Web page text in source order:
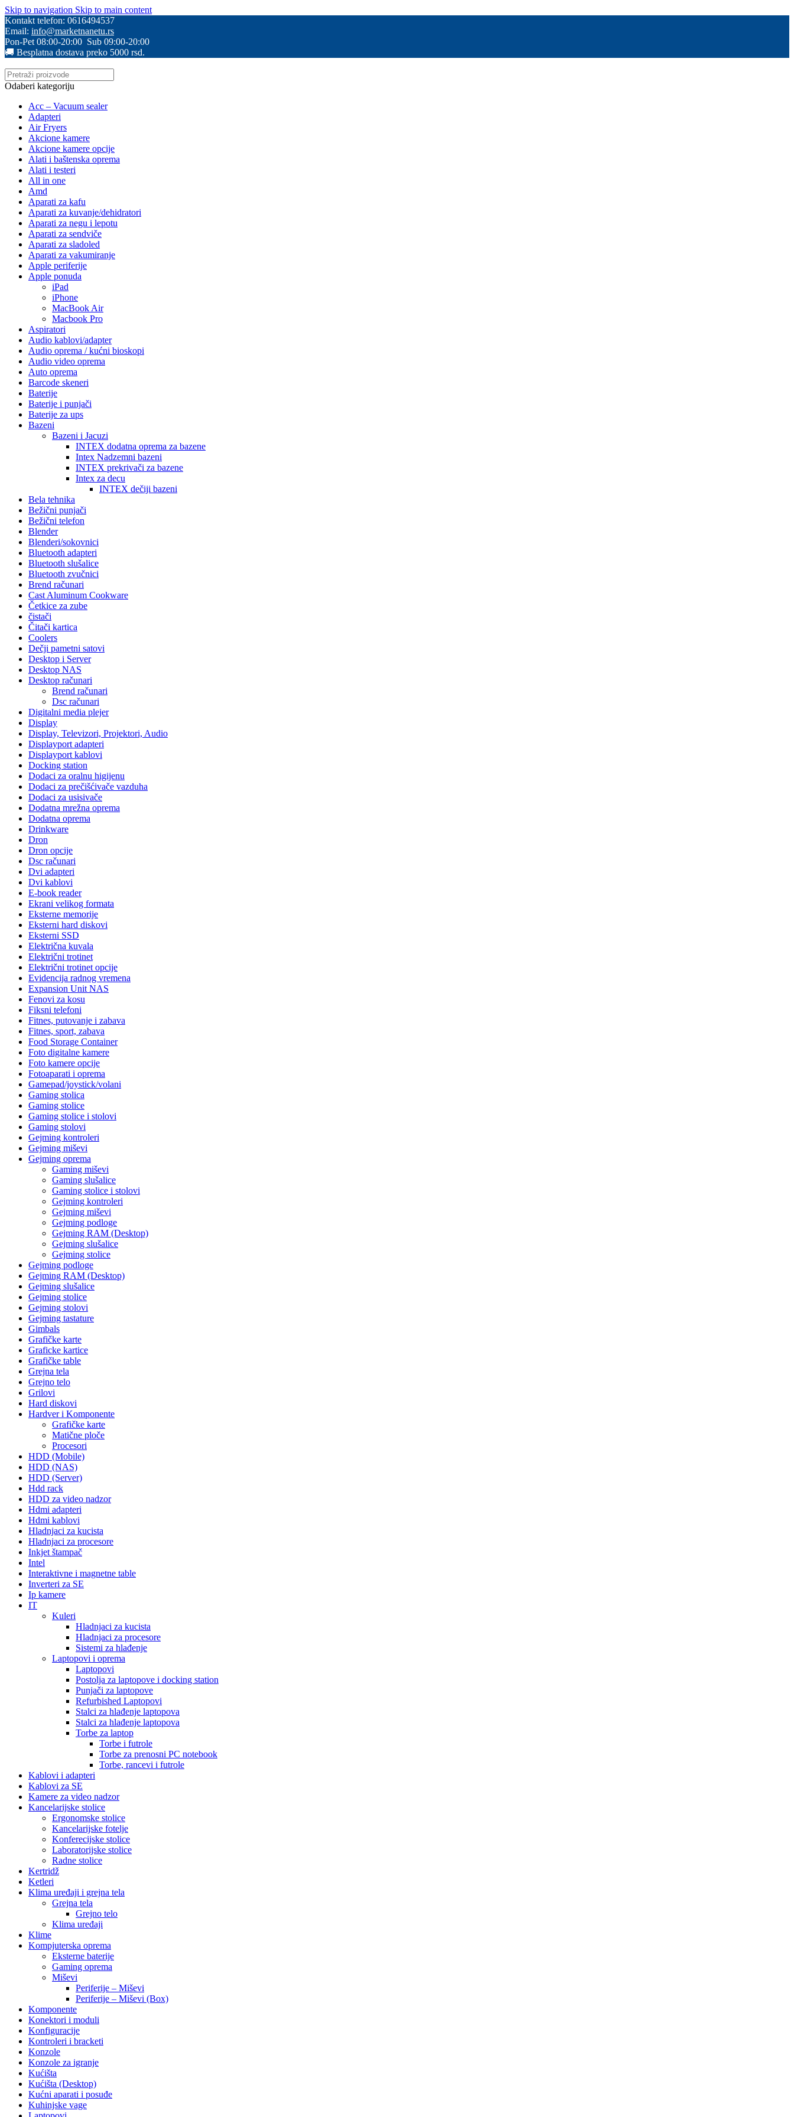
Skip to navigation Skip to main content
Kontakt telefon: 0616494537
Email: info@marketnanetu.rs
Pon-Pet 08:00-20:00 Sub 09:00-20:00
🚚 Besplatna dostava preko 5000 rsd.
Odaberi kategoriju
Acc – Vacuum sealer
Adapteri
Air Fryers
Akcione kamere
Akcione kamere opcije
Alati i baštenska oprema
Alati i testeri
All in one
Amd
Aparati za kafu
Aparati za kuvanje/dehidratori
Aparati za negu i lepotu
Aparati za sendviče
Aparati za sladoled
Aparati za vakumiranje
Apple periferije
Apple ponuda
iPad
iPhone
MacBook Air
Macbook Pro
Aspiratori
Audio kablovi/adapter
Audio oprema / kućni bioskopi
Audio video oprema
Auto oprema
Barcode skeneri
Baterije
Baterije i punjači
Baterije za ups
Bazeni
Bazeni i Jacuzi
INTEX dodatna oprema za bazene
Intex Nadzemni bazeni
INTEX prekrivači za bazene
Intex za decu
INTEX dečiji bazeni
Bela tehnika
Bežični punjači
Bežični telefon
Blender
Blenderi/sokovnici
Bluetooth adapteri
Bluetooth slušalice
Bluetooth zvučnici
Brend računari
Cast Aluminum Cookware
Četkice za zube
čistači
Čitači kartica
Coolers
Dečji pametni satovi
Desktop i Server
Desktop NAS
Desktop računari
Brend računari
Dsc računari
Digitalni media plejer
Display
Display, Televizori, Projektori, Audio
Displayport adapteri
Displayport kablovi
Docking station
Dodaci za oralnu higijenu
Dodaci za prečišćivače vazduha
Dodaci za usisivače
Dodatna mrežna oprema
Dodatna oprema
Drinkware
Dron
Dron opcije
Dsc računari
Dvi adapteri
Dvi kablovi
E-book reader
Ekrani velikog formata
Eksterne memorije
Eksterni hard diskovi
Eksterni SSD
Električna kuvala
Električni trotinet
Električni trotinet opcije
Evidencija radnog vremena
Expansion Unit NAS
Fenovi za kosu
Fiksni telefoni
Fitnes, putovanje i zabava
Fitnes, sport, zabava
Food Storage Container
Foto digitalne kamere
Foto kamere opcije
Fotoaparati i oprema
Gamepad/joystick/volani
Gaming stolica
Gaming stolice
Gaming stolice i stolovi
Gaming stolovi
Gejming kontroleri
Gejming miševi
Gejming oprema
Gaming miševi
Gaming slušalice
Gaming stolice i stolovi
Gejming kontroleri
Gejming miševi
Gejming podloge
Gejming RAM (Desktop)
Gejming slušalice
Gejming stolice
Gejming podloge
Gejming RAM (Desktop)
Gejming slušalice
Gejming stolice
Gejming stolovi
Gejming tastature
Gimbals
Grafičke karte
Graficke kartice
Grafičke table
Grejna tela
Grejno telo
Grilovi
Hard diskovi
Hardver i Komponente
Grafičke karte
Matične ploče
Procesori
HDD (Mobile)
HDD (NAS)
HDD (Server)
Hdd rack
HDD za video nadzor
Hdmi adapteri
Hdmi kablovi
Hladnjaci za kucista
Hladnjaci za procesore
Inkjet štampač
Intel
Interaktivne i magnetne table
Inverteri za SE
Ip kamere
IT
Kuleri
Hladnjaci za kucista
Hladnjaci za procesore
Sistemi za hlađenje
Laptopovi i oprema
Laptopovi
Postolja za laptopove i docking station
Punjači za laptopove
Refurbished Laptopovi
Stalci za hlađenje laptopova
Stalci za hlađenje laptopova
Torbe za laptop
Torbe i futrole
Torbe za prenosni PC notebook
Torbe, rancevi i futrole
Kablovi i adapteri
Kablovi za SE
Kamere za video nadzor
Kancelarijske stolice
Ergonomske stolice
Kancelarijske fotelje
Konferecijske stolice
Laboratorijske stolice
Radne stolice
Kertridž
Ketleri
Klima uređaji i grejna tela
Grejna tela
Grejno telo
Klima uređaji
Klime
Kompjuterska oprema
Eksterne baterije
Gaming oprema
Miševi
Periferije – Miševi
Periferije – Miševi (Box)
Komponente
Konektori i moduli
Konfiguracije
Kontroleri i bracketi
Konzole
Konzole za igranje
Kućišta
Kućišta (Desktop)
Kućni aparati i posuđe
Kuhinjske vage